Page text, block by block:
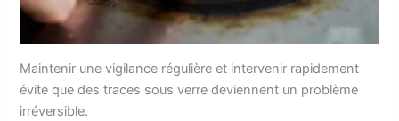
Maintenir une vigilance régulière et intervenir rapidement
évite que des traces sous verre deviennent un problème
irréversible.